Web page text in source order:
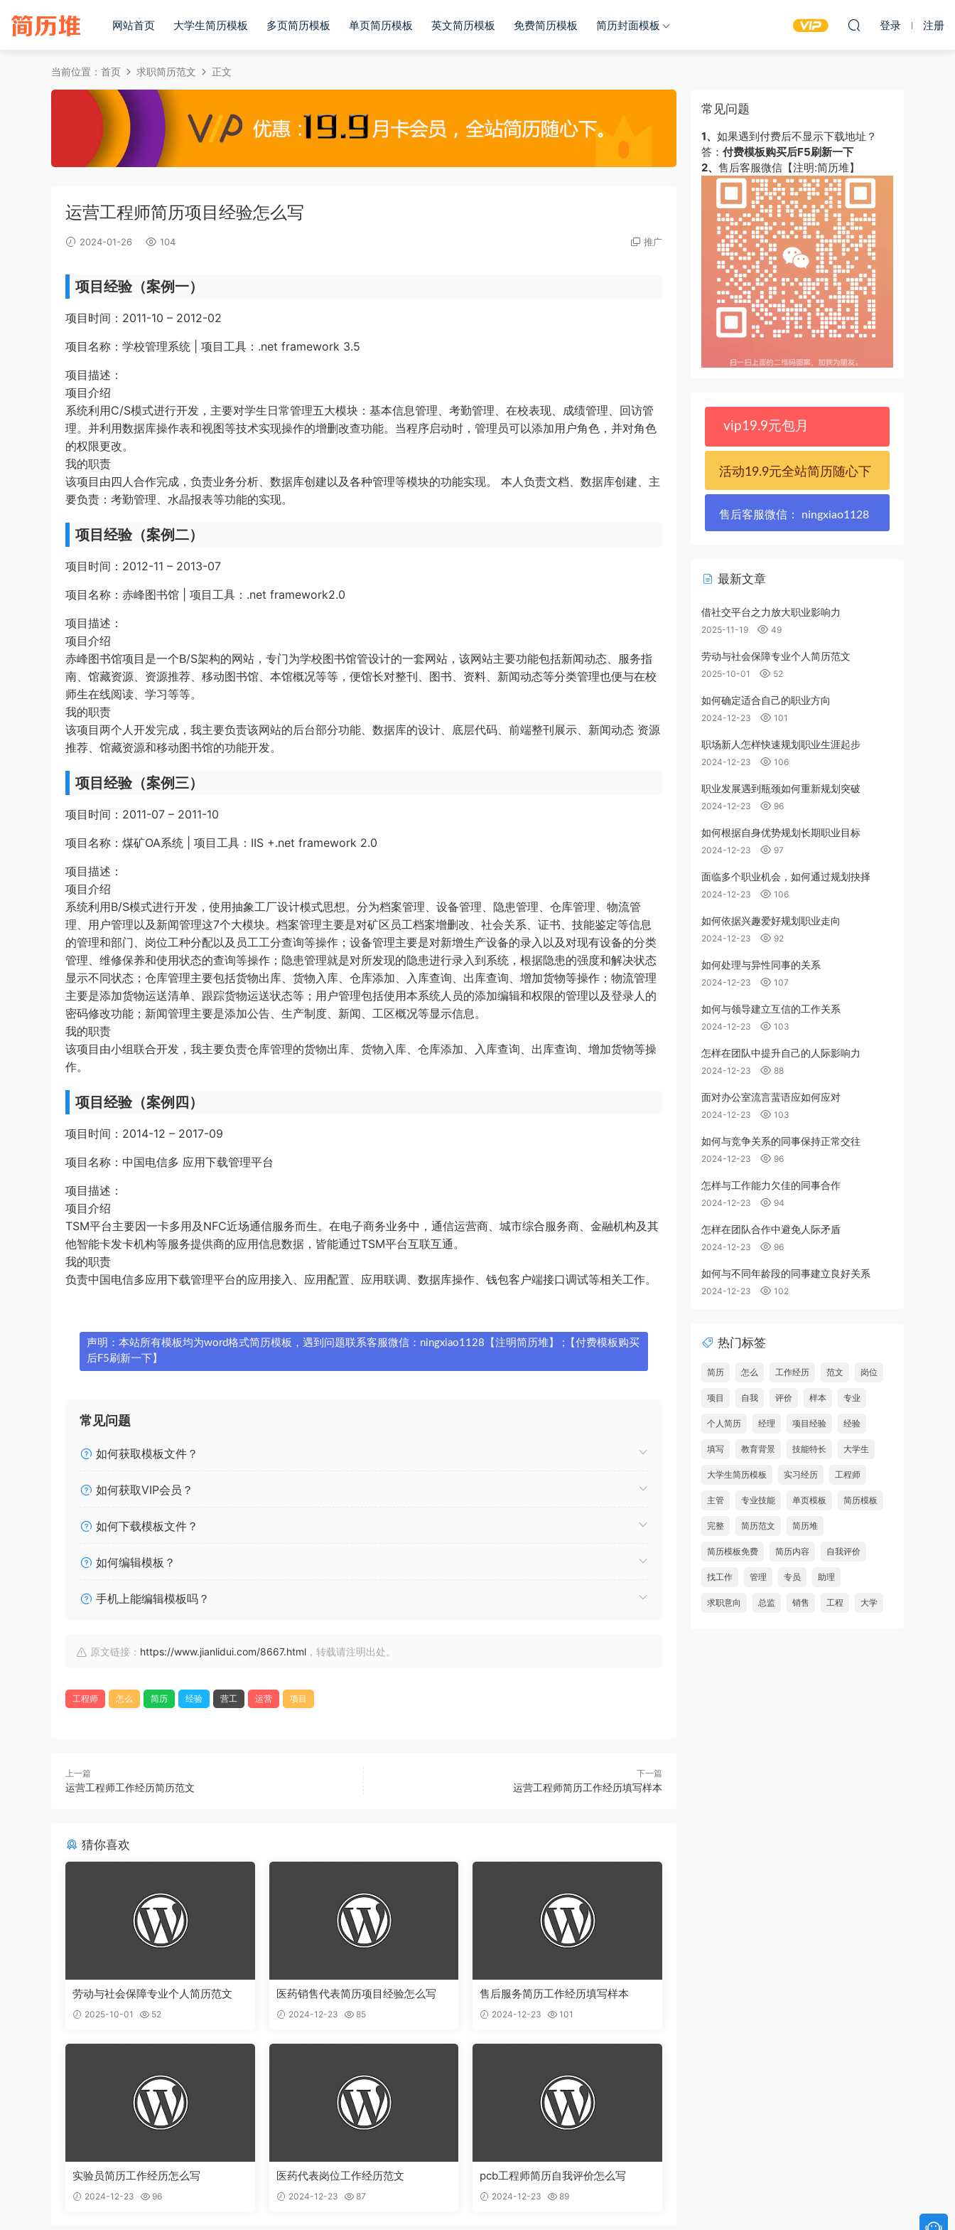
网站首页 大学生简历模板 多页简历模板 单页简历模板 英文简历模板 免费简历模板 简历封面模板 登录 注册
当前位置： 首页 求职简历范文 正文
运营工程师简历项目经验怎么写
2024-01-26 104 推广
项目经验（案例一）
项目时间：2011-10 – 2012-02
项目名称：学校管理系统 | 项目工具：.net framework 3.5
项目描述：
项目介绍
系统利用C/S模式进行开发，主要对学生日常管理五大模块：基本信息管理、考勤管理、在校表现、成绩管理、回访管
理。并利用数据库操作表和视图等技术实现操作的增删改查功能。当程序启动时，管理员可以添加用户角色，并对角色
的权限更改。
我的职责
该项目由四人合作完成，负责业务分析、数据库创建以及各种管理等模块的功能实现。 本人负责文档、数据库创建、主
要负责：考勤管理、水晶报表等功能的实现。
项目经验（案例二）
项目时间：2012-11 – 2013-07
项目名称：赤峰图书馆 | 项目工具：.net framework2.0
项目描述：
项目介绍
赤峰图书馆项目是一个B/S架构的网站，专门为学校图书馆管设计的一套网站，该网站主要功能包括新闻动态、服务指
南、馆藏资源、资源推荐、移动图书馆、本馆概况等等，便馆长对整刊、图书、资料、新闻动态等分类管理也便与在校
师生在线阅读、学习等等。
我的职责
该项目两个人开发完成，我主要负责该网站的后台部分功能、数据库的设计、底层代码、前端整刊展示、新闻动态 资源
推荐、馆藏资源和移动图书馆的功能开发。
项目经验（案例三）
项目时间：2011-07 – 2011-10
项目名称：煤矿OA系统 | 项目工具：IIS +.net framework 2.0
项目描述：
项目介绍
系统利用B/S模式进行开发，使用抽象工厂设计模式思想。分为档案管理、设备管理、隐患管理、仓库管理、物流管
理、用户管理以及新闻管理这7个大模块。档案管理主要是对矿区员工档案增删改、社会关系、证书、技能鉴定等信息
的管理和部门、岗位工种分配以及员工工分查询等操作；设备管理主要是对新增生产设备的录入以及对现有设备的分类
管理、维修保养和使用状态的查询等操作；隐患管理就是对所发现的隐患进行录入到系统，根据隐患的强度和解决状态
显示不同状态；仓库管理主要包括货物出库、货物入库、仓库添加、入库查询、出库查询、增加货物等操作；物流管理
主要是添加货物运送清单、跟踪货物运送状态等；用户管理包括使用本系统人员的添加编辑和权限的管理以及登录人的
密码修改功能；新闻管理主要是添加公告、生产制度、新闻、工区概况等显示信息。
我的职责
该项目由小组联合开发，我主要负责仓库管理的货物出库、货物入库、仓库添加、入库查询、出库查询、增加货物等操
作。
项目经验（案例四）
项目时间：2014-12 – 2017-09
项目名称：中国电信多 应用下载管理平台
项目描述：
项目介绍
TSM平台主要因一卡多用及NFC近场通信服务而生。在电子商务业务中，通信运营商、城市综合服务商、金融机构及其
他智能卡发卡机构等服务提供商的应用信息数据，皆能通过TSM平台互联互通。
我的职责
负责中国电信多应用下载管理平台的应用接入、应用配置、应用联调、数据库操作、钱包客户端接口调试等相关工作。
声明：本站所有模板均为word格式简历模板，遇到问题联系客服微信：ningxiao1128【注明简历堆】 ;【付费模板购买
后F5刷新一下】
常见问题
如何获取模板文件？
如何获取VIP会员？
如何下载模板文件？
如何编辑模板？
手机上能编辑模板吗？
原文链接： https://www.jianlidui.com/8667.html ，转载请注明出处。
工程师 怎么 简历 经验 营工 运营 项目
上一篇
运营工程师工作经历简历范文
下一篇
运营工程师简历工作经历填写样本
猜你喜欢
劳动与社会保障专业个人简历范文
2025-10-01 52
医药销售代表简历项目经验怎么写
2024-12-23 85
售后服务简历工作经历填写样本
2024-12-23 101
实验员简历工作经历怎么写
2024-12-23 96
医药代表岗位工作经历范文
2024-12-23 87
pcb工程师简历自我评价怎么写
2024-12-23 89
常见问题
1、 如果遇到付费后不显示下载地址？
答： 付费模板购买后F5刷新一下
2、 售后客服微信【注明:简历堆】
vip19.9元包月
活动19.9元全站简历随心下
售后客服微信： ningxiao1128
最新文章
借社交平台之力放大职业影响力
2025-11-19 49
劳动与社会保障专业个人简历范文
2025-10-01 52
如何确定适合自己的职业方向
2024-12-23 101
职场新人怎样快速规划职业生涯起步
2024-12-23 106
职业发展遇到瓶颈如何重新规划突破
2024-12-23 96
如何根据自身优势规划长期职业目标
2024-12-23 97
面临多个职业机会，如何通过规划抉择
2024-12-23 106
如何依据兴趣爱好规划职业走向
2024-12-23 92
如何处理与异性同事的关系
2024-12-23 107
如何与领导建立互信的工作关系
2024-12-23 103
怎样在团队中提升自己的人际影响力
2024-12-23 88
面对办公室流言蜚语应如何应对
2024-12-23 103
如何与竞争关系的同事保持正常交往
2024-12-23 96
怎样与工作能力欠佳的同事合作
2024-12-23 94
怎样在团队合作中避免人际矛盾
2024-12-23 96
如何与不同年龄段的同事建立良好关系
2024-12-23 102
热门标签
简历 怎么 工作经历 范文 岗位
项目 自我 评价 样本 专业
个人简历 经理 项目经验 经验
填写 教育背景 技能特长 大学生
大学生简历模板 实习经历 工程师
主管 专业技能 单页模板 简历模板
完整 简历范文 简历堆
简历模板免费 简历内容 自我评价
找工作 管理 专员 助理
求职意向 总监 销售 工程 大学